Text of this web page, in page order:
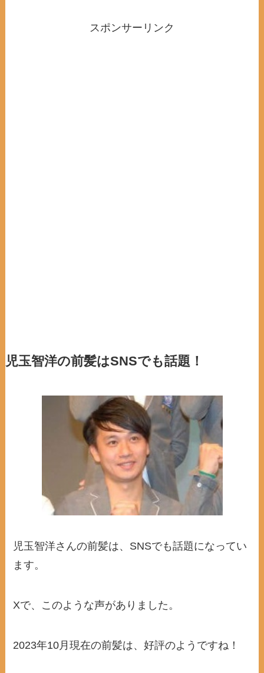
スポンサーリンク
児玉智洋の前髪はSNSでも話題！
児玉智洋さんの前髪は、SNSでも話題になってい
ます。
Xで、このような声がありました。
2023年10月現在の前髪は、好評のようですね！